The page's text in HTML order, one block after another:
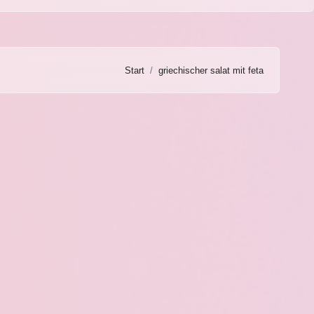
Start griechischer salat mit feta